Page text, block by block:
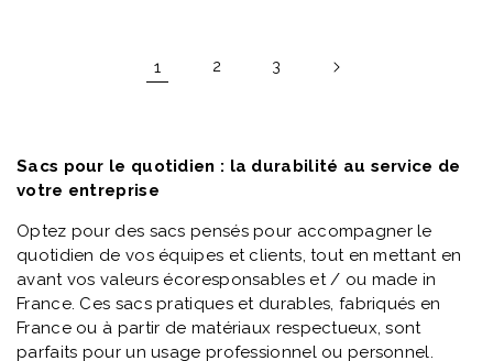
1 2 3
Sacs pour le quotidien : la durabilité au service de
votre entreprise
Optez pour des sacs pensés pour accompagner le
quotidien de vos équipes et clients, tout en mettant en
avant vos valeurs écoresponsables et / ou made in
France. Ces sacs pratiques et durables, fabriqués en
France ou à partir de matériaux respectueux, sont
parfaits pour un usage professionnel ou personnel.